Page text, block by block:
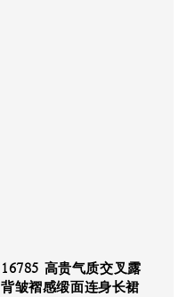
16785 高贵气质交叉露
背皱褶感缎面连身长裙